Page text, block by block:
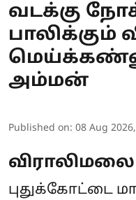
வடக்கு
பாலிக்கும்
அம்மன்
Published on: 08 Aug
விராலிமலை
புதுக்கோட்டை